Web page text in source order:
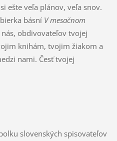
ešte veľa plánov, veľa snov.
básní V mesačnom
obdivovateľov tvojej
knihám, tvojim žiakom a
nami. Česť tvojej
slovenských spisovateľov